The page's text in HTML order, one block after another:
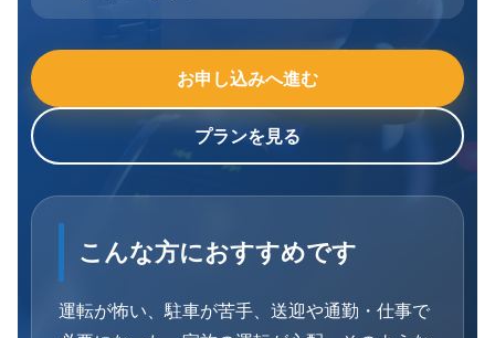
お申し込みへ進む
プランを見る
こんな方におすすめです
運転が怖い、駐車が苦手、送迎や通勤・仕事で